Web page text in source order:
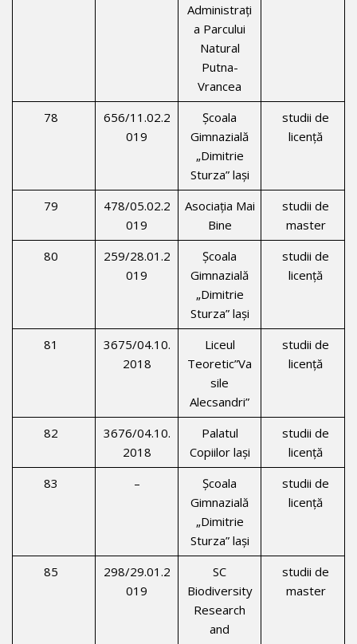
Administraţi
a Parcului
Natural
Putna-
Vrancea
78
656/11.02.2
019
Şcoala
Gimnazială
„Dimitrie
Sturza” laşi
studii de
licenţă
79
478/05.02.2
019
Asociaţia Mai
Bine
studii de
master
80
259/28.01.2
019
Şcoala
Gimnazială
„Dimitrie
Sturza” laşi
studii de
licenţă
81
3675/04.10.
2018
Liceul
Teoretic”Va
sile
Alecsandri”
studii de
licenţă
82
3676/04.10.
2018
Palatul
Copiilor laşi
studii de
licenţă
83
–
Şcoala
Gimnazială
„Dimitrie
Sturza” laşi
studii de
licenţă
85
298/29.01.2
019
SC
Biodiversity
Research
and
studii de
master